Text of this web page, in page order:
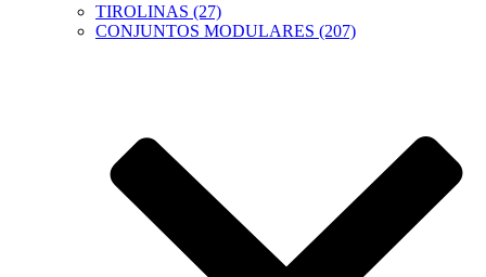
TIROLINAS (27)
CONJUNTOS MODULARES (207)